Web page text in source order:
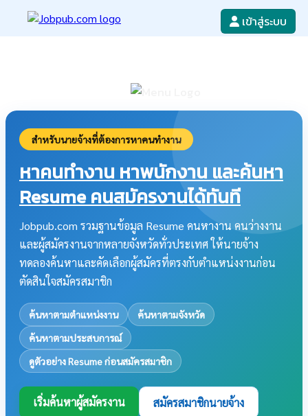
เข้าสู่ระบบ
สำหรับนายจ้างที่ต้องการหาคนทำงาน
หาคนทำงาน หาพนักงาน และค้นหา
Resume คนสมัครงานได้ทันที
Jobpub.com รวมฐานข้อมูล Resume คนหางาน คนว่างงาน
และผู้สมัครงานจากหลายจังหวัดทั่วประเทศ ให้นายจ้าง
ทดลองค้นหาและคัดเลือกผู้สมัครที่ตรงกับตำแหน่งงานก่อน
ตัดสินใจสมัครสมาชิก
ค้นหาตามตำแหน่งงาน
ค้นหาตามจังหวัด
ค้นหาตามประสบการณ์
ดูตัวอย่าง Resume ก่อนสมัครสมาชิก
เริ่มค้นหาผู้สมัครงาน สมัครสมาชิกนายจ้าง